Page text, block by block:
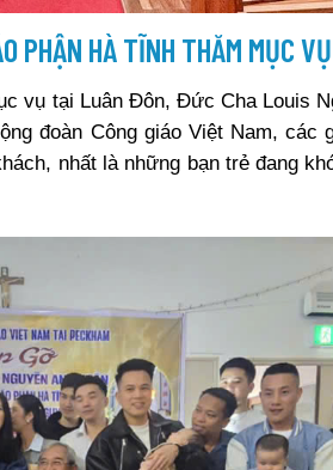
PHẬN HÀ TĨNH THĂM MỤC VỤ
vụ tại Luân Đôn, Đức Cha Louis
đoàn Công giáo Việt Nam, các
nhất là những bạn trẻ đang